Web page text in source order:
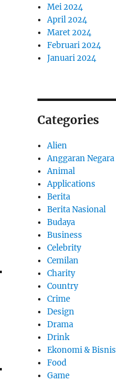
Mei 2024
April 2024
Maret 2024
Februari 2024
Januari 2024
Categories
Alien
Anggaran Negara
Animal
Applications
Berita
Berita Nasional
Budaya
Business
Celebrity
Cemilan
Charity
Country
Crime
Design
Drama
Drink
Ekonomi & Bisnis
Food
Game